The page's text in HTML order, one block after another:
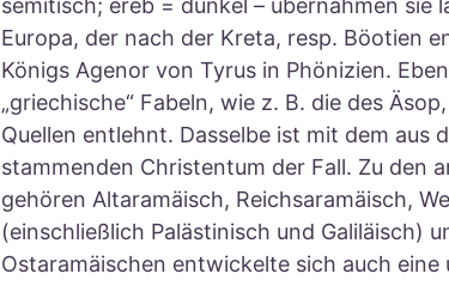
semitisch; ereb = dunkel – übernahmen sie
Europa, der nach der Kreta, resp. Böotien
Königs Agenor von Tyrus in Phönizien.
„griechische“ Fabeln, wie z. B. die des
Quellen entlehnt. Dasselbe ist mit dem aus
stammenden Christentum der Fall. Zu den
gehören Altaramäisch, Reichsaramäisch,
(einschließlich Palästinisch und Galiläisch)
Ostaramäischen entwickelte sich auch eine